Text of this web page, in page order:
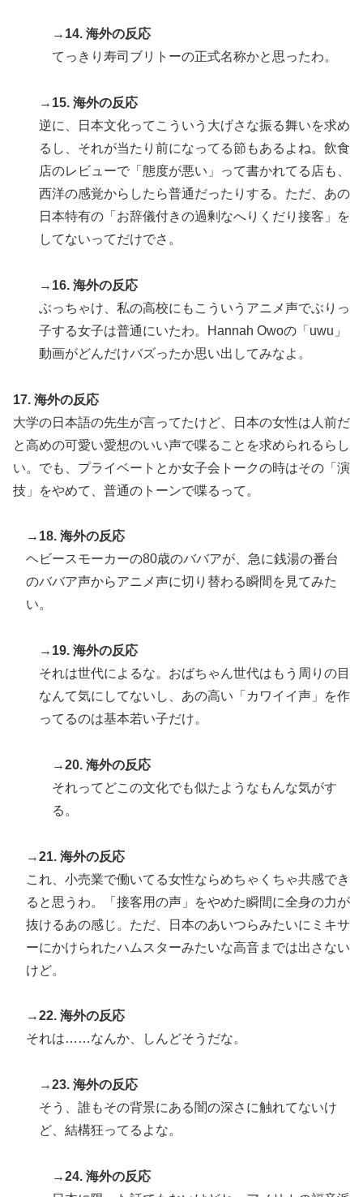
→14. 海外の反応
てっきり寿司ブリトーの正式名称かと思ったわ。
→15. 海外の反応
逆に、日本文化ってこういう大げさな振る舞いを求め
るし、それが当たり前になってる節もあるよね。飲食
店のレビューで「態度が悪い」って書かれてる店も、
西洋の感覚からしたら普通だったりする。ただ、あの
日本特有の「お辞儀付きの過剰なへりくだり接客」を
してないってだけでさ。
→16. 海外の反応
ぶっちゃけ、私の高校にもこういうアニメ声でぶりっ
子する女子は普通にいたわ。Hannah Owoの「uwu」
動画がどんだけバズったか思い出してみなよ。
17. 海外の反応
大学の日本語の先生が言ってたけど、日本の女性は人前だ
と高めの可愛い愛想のいい声で喋ることを求められるらし
い。でも、プライベートとか女子会トークの時はその「演
技」をやめて、普通のトーンで喋るって。
→18. 海外の反応
ヘビースモーカーの80歳のババアが、急に銭湯の番台
のババア声からアニメ声に切り替わる瞬間を見てみた
い。
→19. 海外の反応
それは世代によるな。おばちゃん世代はもう周りの目
なんて気にしてないし、あの高い「カワイイ声」を作
ってるのは基本若い子だけ。
→20. 海外の反応
それってどこの文化でも似たようなもんな気がす
る。
→21. 海外の反応
これ、小売業で働いてる女性ならめちゃくちゃ共感でき
ると思うわ。「接客用の声」をやめた瞬間に全身の力が
抜けるあの感じ。ただ、日本のあいつらみたいにミキサ
ーにかけられたハムスターみたいな高音までは出さない
けど。
→22. 海外の反応
それは……なんか、しんどそうだな。
→23. 海外の反応
そう、誰もその背景にある闇の深さに触れてないけ
ど、結構狂ってるよな。
→24. 海外の反応